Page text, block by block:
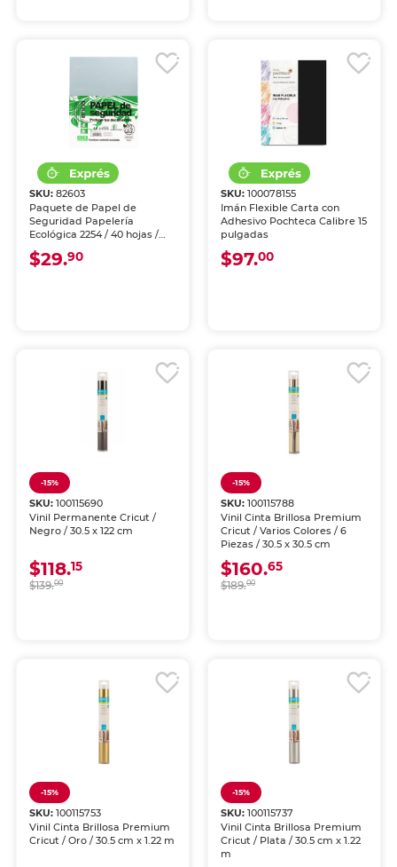
SKU:82603
Paquete de Papel de
Seguridad Papelería
Ecológica 2254 / 40 hojas /
Carta / Azul
$29.90
SKU: 100078155
Imán Flexible Carta con
Adhesivo Pochteca Calibre 15
pulgadas
$97.00
-15%
SKU:100115690
Vinil Permanente Cricut /
Negro / 30.5 x 122 cm
$118.15
$139.00
-15%
SKU: 100115788
Vinil Cinta Brillosa Premium
Cricut / Varios Colores / 6
Piezas / 30.5 x 30.5 cm
$160.65
$189.00
-15%
SKU:100115753
Vinil Cinta Brillosa Premium
Cricut / Oro / 30.5 cm x 1.22 m
-15%
SKU: 100115737
Vinil Cinta Brillosa Premium
Cricut / Plata / 30.5 cm x 1.22
m